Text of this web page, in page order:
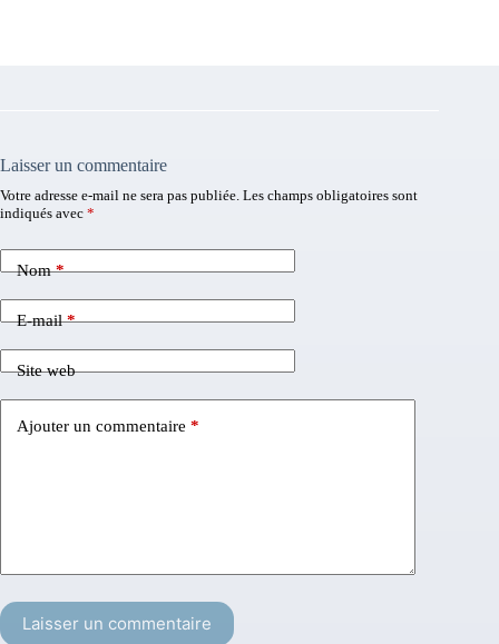
Laisser un commentaire
Votre adresse e-mail ne sera pas publiée. Les champs obligatoires sont
indiqués avec *
Nom*
E-mail*
Site web
Ajouter un commentaire *
Laisser un commentaire